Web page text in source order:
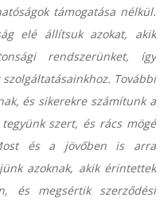
támogatása nélkül.
elé állítsuk azokat, akik
rendszerünket, így
További
és sikerekre számítunk a
szert, és rács mögé
és a jövőben is arra
azoknak, akik érintettek
és megsértik szerződési